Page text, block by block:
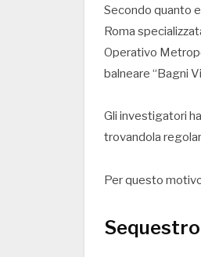
Secondo quanto
Roma
Operativo
balneare “Bagni
Gli investigatori
trovandola
Per questo